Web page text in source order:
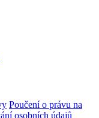
Poučení o právu na
osobních údajů